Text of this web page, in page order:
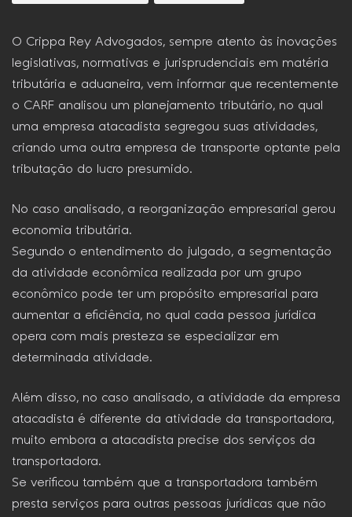
O Crippa Rey Advogados, sempre atento às inovações
legislativas, normativas e jurisprudenciais em matéria
tributária e aduaneira, vem informar que recentemente
o CARF analisou um planejamento tributário, no qual
uma empresa atacadista segregou suas atividades,
criando uma outra empresa de transporte optante pela
tributação do lucro presumido.
No caso analisado, a reorganização empresarial gerou
economia tributária.
Segundo o entendimento do julgado, a segmentação
da atividade econômica realizada por um grupo
econômico pode ter um propósito empresarial para
aumentar a eficiência, no qual cada pessoa jurídica
opera com mais presteza se especializar em
determinada atividade.
Além disso, no caso analisado, a atividade da empresa
atacadista é diferente da atividade da transportadora,
muito embora a atacadista precise dos serviços da
transportadora.
Se verificou também que a transportadora também
presta serviços para outras pessoas jurídicas que não